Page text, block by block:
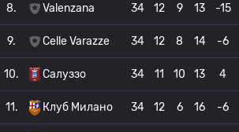
8. Valenzana 34 12 9 13 -15
9. Celle Varazze 34 12 8 14 -6
10. Салуззо 34 11 10 13 4
11. Клуб Милано 34 12 6 16 -6